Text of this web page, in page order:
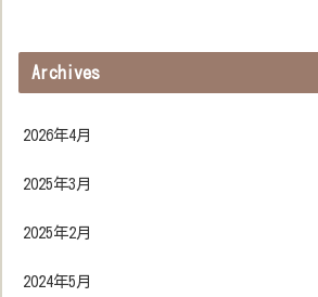
Archives
2026年4月
2025年3月
2025年2月
2024年5月